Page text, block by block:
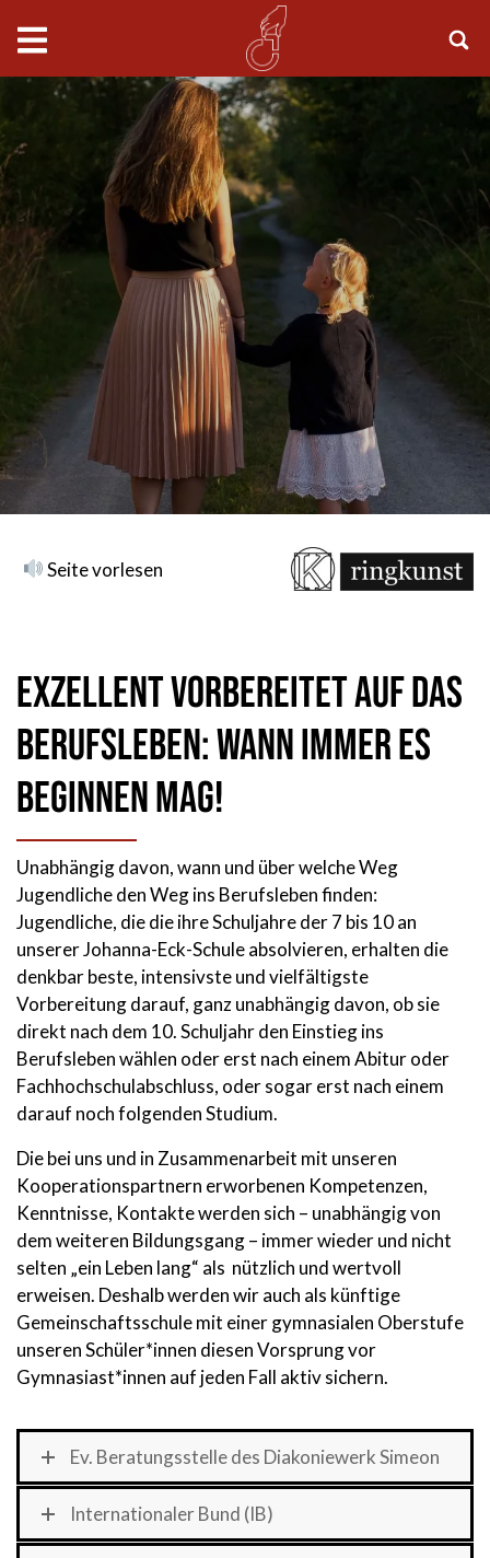
Seite vorlesen
Exzellent vorbereitet auf das
Berufsleben: wann immer es
beginnen mag!
Unabhängig davon, wann und über welche Weg
Jugendliche den Weg ins Berufsleben finden:
Jugendliche, die die ihre Schuljahre der 7 bis 10 an
unserer Johanna-Eck-Schule absolvieren, erhalten die
denkbar beste, intensivste und vielfältigste
Vorbereitung darauf, ganz unabhängig davon, ob sie
direkt nach dem 10. Schuljahr den Einstieg ins
Berufsleben wählen oder erst nach einem Abitur oder
Fachhochschulabschluss, oder sogar erst nach einem
darauf noch folgenden Studium.
Die bei uns und in Zusammenarbeit mit unseren
Kooperationspartnern erworbenen Kompetenzen,
Kenntnisse, Kontakte werden sich – unabhängig von
dem weiteren Bildungsgang – immer wieder und nicht
selten „ein Leben lang“ als nützlich und wertvoll
erweisen. Deshalb werden wir auch als künftige
Gemeinschaftsschule mit einer gymnasialen Oberstufe
unseren Schüler*innen diesen Vorsprung vor
Gymnasiast*innen auf jeden Fall aktiv sichern.
Ev. Beratungsstelle des Diakoniewerk Simeon
Internationaler Bund (IB)